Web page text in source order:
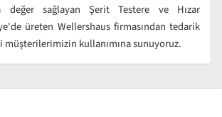
değer sağlayan Şerit Testere ve Hızar
üreten Wellershaus firmasından tedarik
müşterilerimizin kullanımına sunuyoruz.